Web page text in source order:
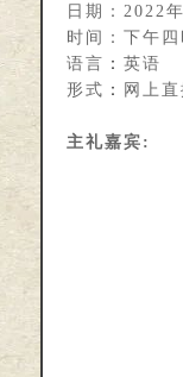
日期：2022
时间：下午
语言 ： 英语
形式 ： 网上
主礼嘉宾: